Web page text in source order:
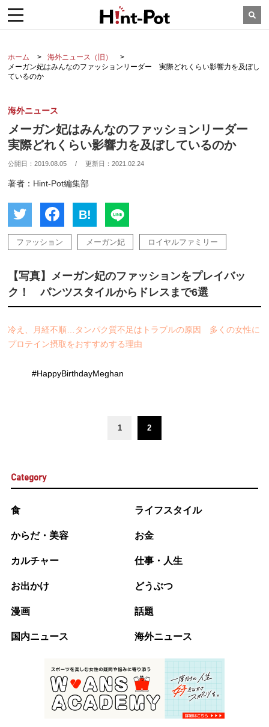
ホーム
海外ニュース（旧）
メーガン妃はみんなのファッションリーダー 実際どれくらい影響力を及ぼし
ているのか
海外ニュース
メーガン妃はみんなのファッションリーダー
実際どれくらい影響力を及ぼしているのか
公開日：2019.08.05 / 更新日：2021.02.24
著者：Hint-Pot編集部
B!
ファッション メーガン妃 ロイヤルファミリー
【写真】メーガン妃のファッションをプレイバッ
ク！ パンツスタイルからドレスまで6選
冷え、月経不順…タンパク質不足はトラブルの原因 多くの女性に
プロテイン摂取をおすすめする理由
#HappyBirthdayMeghan
1 2
Category
食 ライフスタイル
からだ・美容 お金
カルチャー 仕事・人生
お出かけ どうぶつ
漫画 話題
国内ニュース 海外ニュース